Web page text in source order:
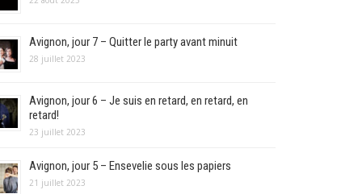
Avignon, jour 7 – Quitter le party avant minuit
28 juillet 2023
Avignon, jour 6 – Je suis en retard, en retard, en
retard!
23 juillet 2023
Avignon, jour 5 – Ensevelie sous les papiers
21 juillet 2023